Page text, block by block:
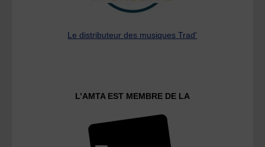
Le distributeur des musiques Trad'
L’AMTA EST MEMBRE DE LA